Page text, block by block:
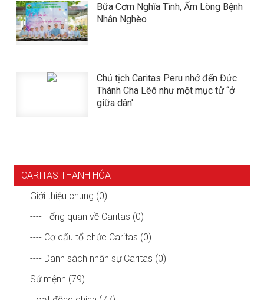
​​​​​​​Bữa Cơm Nghĩa Tình, Ấm Lòng Bệnh
Nhân Nghèo
Chủ tịch Caritas Peru nhớ đến Đức
Thánh Cha Lêô như một mục tử “ở
giữa dân'
CARITAS THANH HÓA
Giới thiệu chung (0)
---- Tổng quan về Caritas (0)
---- Cơ cấu tổ chức Caritas (0)
---- Danh sách nhân sự Caritas (0)
Sứ mệnh (79)